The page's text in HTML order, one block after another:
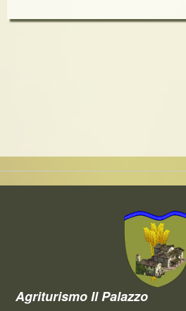
Agriturismo Il Palazzo